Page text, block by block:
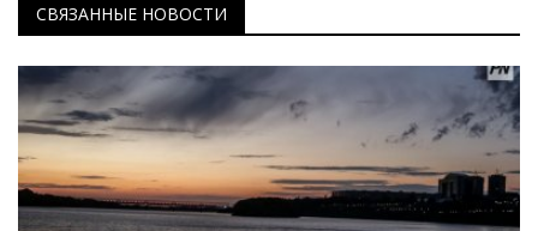
СВЯЗАННЫЕ НОВОСТИ